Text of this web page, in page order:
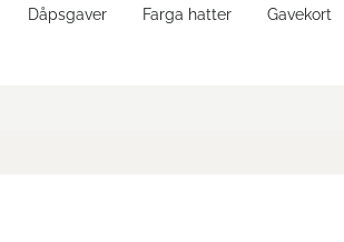
Dåpsgaver Farga hatter Gavekort